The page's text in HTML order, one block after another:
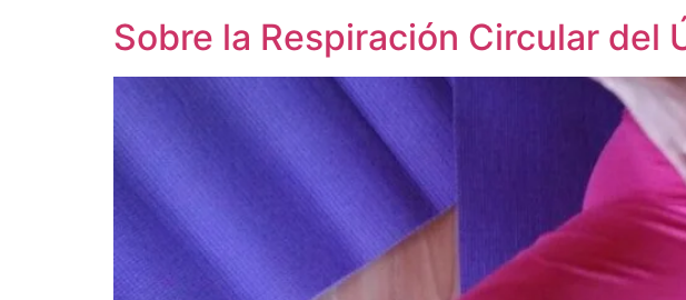
Sobre la Respiración Circular del